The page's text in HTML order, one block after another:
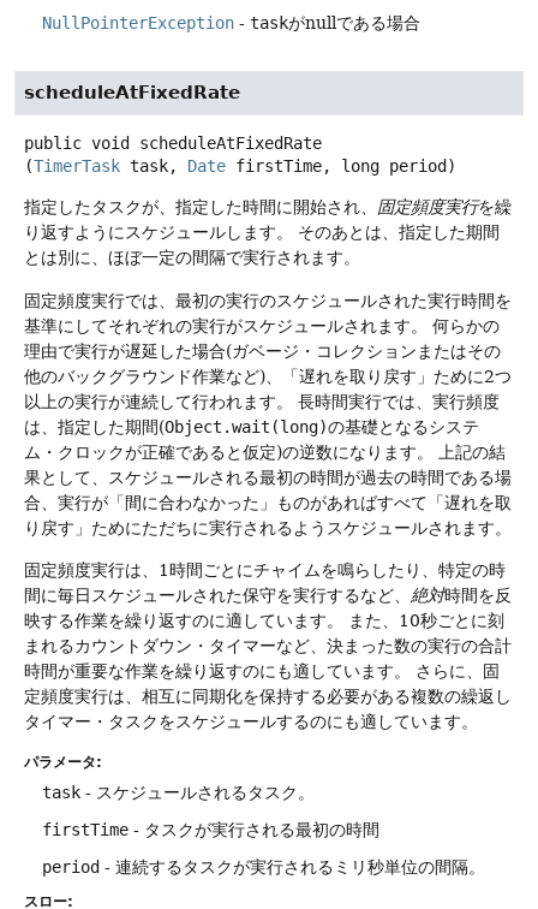
NullPointerException - taskがnullである場合
scheduleAtFixedRate
public void
scheduleAtFixedRate
(TimerTask task, Date firstTime, long period)
指定したタスクが、指定した時間に開始され、 固定頻度実行を繰
り返すようにスケジュールします。
そのあとは、指定した期間
とは別に、ほぼ一定の間隔で実行されます。
固定頻度実行では、最初の実行のスケジュールされた実行時間を
基準にしてそれぞれの実行がスケジュールされます。
何らかの
理由で実行が遅延した場合(ガベージ・コレクションまたはその
他のバックグラウンド作業など)、「遅れを取り戻す」ために2つ
以上の実行が連続して行われます。
長時間実行では、実行頻度
は、指定した期間(Object.wait(long)の基礎となるシステ
ム・クロックが正確であると仮定)の逆数になります。
上記の結
果として、スケジュールされる最初の時間が過去の時間である場
合、実行が「間に合わなかった」ものがあればすべて「遅れを取
り戻す」ためにただちに実行されるようスケジュールされます。
固定頻度実行は、1時間ごとにチャイムを鳴らしたり、特定の時
間に毎日スケジュールされた保守を実行するなど、 絶対時間を反
映する作業を繰り返すのに適しています。
また、10秒ごとに刻
まれるカウントダウン・タイマーなど、決まった数の実行の合計
時間が重要な作業を繰り返すのにも適しています。
さらに、固
定頻度実行は、相互に同期化を保持する必要がある複数の繰返し
タイマー・タスクをスケジュールするのにも適しています。
パラメータ:
task - スケジュールされるタスク。
firstTime - タスクが実行される最初の時間
period - 連続するタスクが実行されるミリ秒単位の間隔。
スロー: